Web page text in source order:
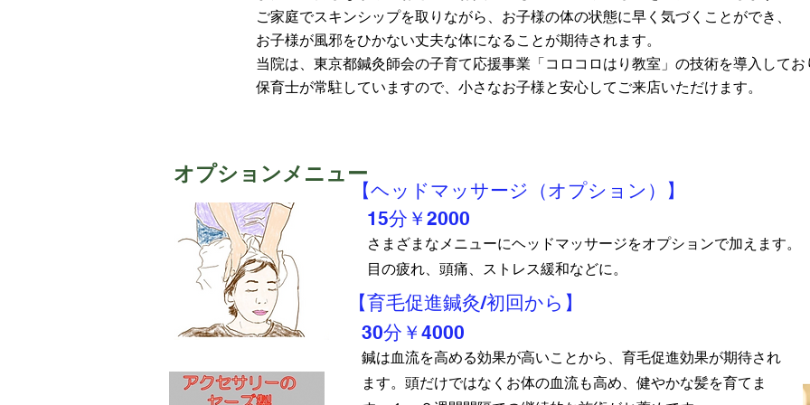
ご家庭でスキンシップを取りながら、お子様の体の状態に早く気づくことができ、
お子様が風邪をひかない丈夫な体になることが期待されます。
当院は、東京都鍼灸師会の子育て応援事業「コロコロはり教室」の技術を導入してお
保育士が常駐していますので、小さなお子様と安心してご来店いただけます。
オプションメニュー
【ヘッドマッサージ（オプション）】
【育毛促進鍼灸/初回から】
30分￥4000
鍼は血流を高める効果が高いことから、育毛促進効果が期待され
ます。頭だけではなくお体の血流も高め、健やかな髪を育てま
15分￥2000
さまざまなメニューにヘッドマッサージをオプションで加えます。
目の疲れ、頭痛、ストレス緩和などに。